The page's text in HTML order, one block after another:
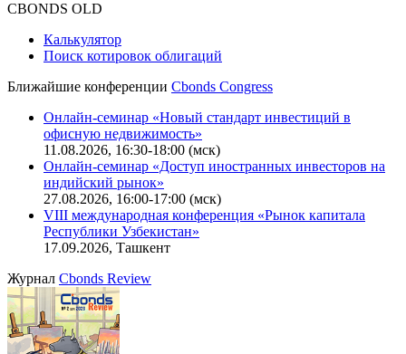
CBONDS OLD
Калькулятор
Поиск котировок облигаций
Ближайшие конференции Cbonds Congress
Онлайн-семинар «Новый стандарт инвестиций в
офисную недвижимость»
11.08.2026, 16:30-18:00 (мск)
Онлайн-семинар «Доступ иностранных инвесторов на
индийский рынок»
27.08.2026, 16:00-17:00 (мск)
VIII международная конференция «Рынок капитала
Республики Узбекистан»
17.09.2026, Ташкент
Журнал Cbonds Review